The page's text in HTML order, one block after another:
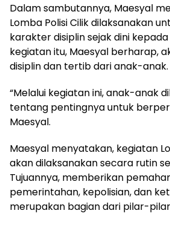
Dalam sambutannya, Maesyal
Lomba Polisi Cilik dilaksanakan
karakter disiplin sejak dini
kegiatan itu, Maesyal berharap,
disiplin dan tertib dari anak-anak.
“Melalui kegiatan ini, anak-anak
tentang pentingnya untuk
Maesyal.
Maesyal menyatakan, kegiatan
akan dilaksanakan secara rutin
Tujuannya, memberikan
pemerintahan, kepolisian, dan
merupakan bagian dari pilar-